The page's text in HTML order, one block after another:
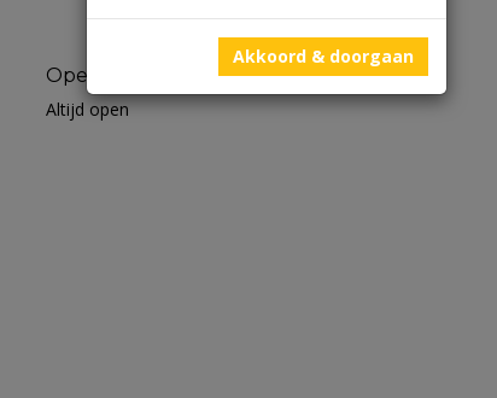
Openingstijden
Altijd open
Akkoord & doorgaan